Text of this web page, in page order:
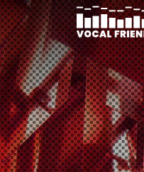
콘
텐
츠
로
건
너
뛰
기